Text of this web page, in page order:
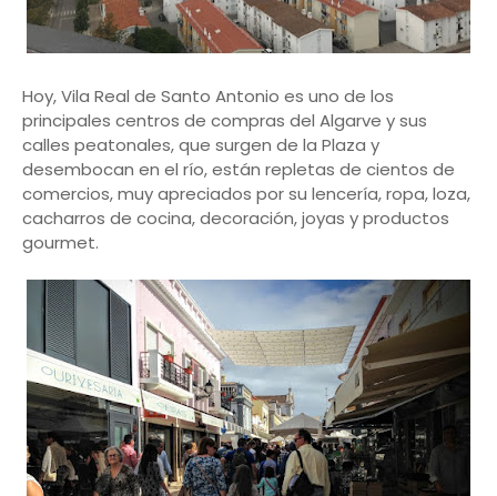
Hoy, Vila Real de Santo Antonio es uno de los
principales centros de compras del Algarve y sus
calles peatonales, que surgen de la Plaza y
desembocan en el río, están repletas de cientos de
comercios, muy apreciados por su lencería, ropa, loza,
cacharros de cocina, decoración, joyas y productos
gourmet.